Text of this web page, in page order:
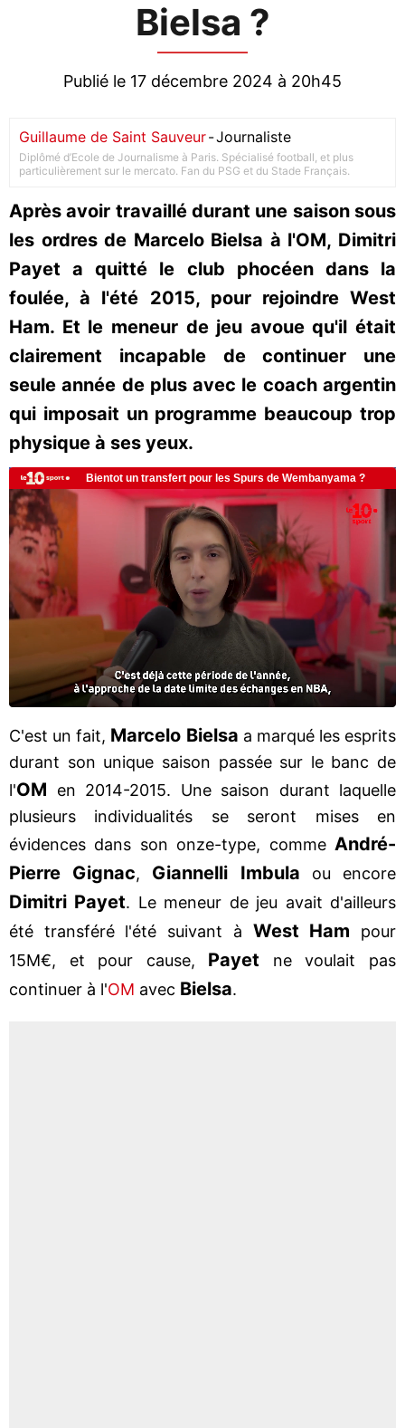
Bielsa ?
Publié le 17 décembre 2024 à 20h45
Guillaume de Saint Sauveur-Journaliste
Diplômé d’Ecole de Journalisme à Paris. Spécialisé football, et plus
particulièrement sur le mercato. Fan du PSG et du Stade Français.
Après avoir travaillé durant une saison sous
les ordres de Marcelo Bielsa à l'OM, Dimitri
Payet a quitté le club phocéen dans la
foulée, à l'été 2015, pour rejoindre West
Ham. Et le meneur de jeu avoue qu'il était
clairement incapable de continuer une
seule année de plus avec le coach argentin
qui imposait un programme beaucoup trop
physique à ses yeux.
C'est un fait, Marcelo Bielsa a marqué les esprits
durant son unique saison passée sur le banc de
l'OM en 2014-2015. Une saison durant laquelle
plusieurs individualités se seront mises en
évidences dans son onze-type, comme André-
Pierre Gignac, Giannelli Imbula ou encore
Dimitri Payet. Le meneur de jeu avait d'ailleurs
été transféré l'été suivant à West Ham pour
15M€, et pour cause, Payet ne voulait pas
continuer à l'OM avec Bielsa.